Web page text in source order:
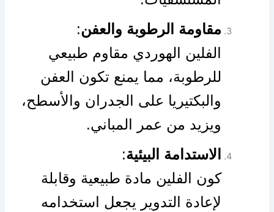
مقاومة الرطوبة والعفن:
الفلين الهوردي مقاوم طبيعي
للرطوبة، مما يمنع تكون العفن
والبكتيريا على الجدران والأسطح،
ويزيد من عمر المباني.
الاستدامة البيئية:
كون الفلين مادة طبيعية وقابلة
لإعادة التدوير يجعل استخدامه